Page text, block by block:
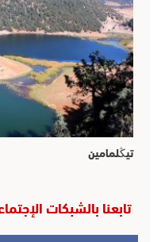
تيڭلمامين
تابعنا بالشبكات